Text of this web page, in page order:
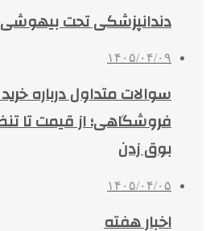
دندانپزشکی تحت
۱۴۰۵/۰۴/۰۹
سوالات متداول درباره
فروشگاهی؛ از قیمت تا
بوق زدن
۱۴۰۵/۰۴/۰۵
اخبار هفته